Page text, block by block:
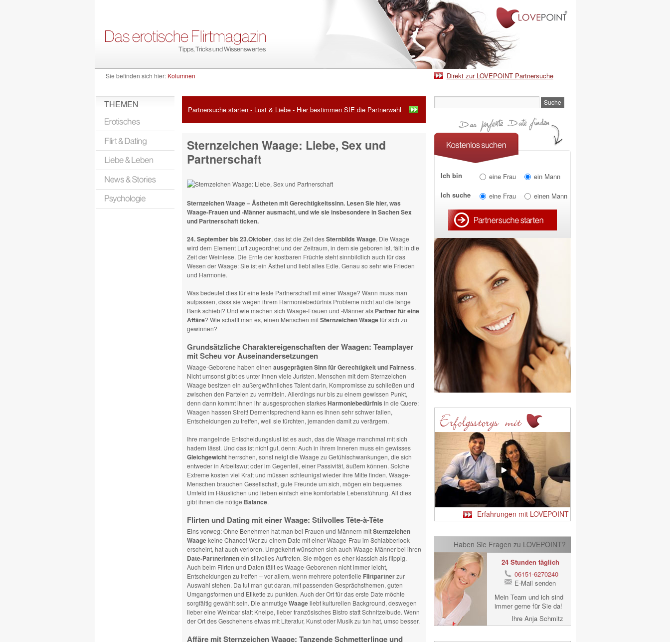
Sie befinden sich hier: Kolumnen Direkt zur LOVEPOINT Partnersuche
THEMEN
Ich bin eine Frau
ein Mann
Ich suche
eine Frau einen Mann
Erfahrungen mit LOVEPOINT
Haben Sie Fragen zu LOVEPOINT?
24 Stunden täglich
06151-6270240
E-Mail senden
Mein Team und ich sind
immer gerne für Sie da!
Ihre Anja Schmitz
Partnersuche starten - Lust & Liebe - Hier bestimmen SIE die Partnerwahl
Sternzeichen Waage: Liebe, Sex und
Partnerschaft
Sternzeichen Waage – Ästheten mit Gerechtigkeitssinn. Lesen Sie hier, was
Waage-Frauen und -Männer ausmacht, und wie sie insbesondere in Sachen Sex
und Partnerschaft ticken.
24. September bis 23.Oktober, das ist die Zeit desSternbilds Waage. Die Waage
wird dem Element Luft zugeordnet und der Zeitraum, in dem sie geboren ist, fällt in die
Zeit der Weinlese. Die Ernte der kostbaren Früchte steht sinnbildlich auch für das
Wesen der Waage: Sie ist ein Ästhet und liebt alles Edle. Genau so sehr wie Frieden
und Harmonie.
Was bedeutet dies für eine feste Partnerschaft mit einer Waage? Wann muss man
aufpassen, dass sie wegen ihrem Harmoniebedürfnis Probleme nicht auf die lange
Bank schiebt? Und wie machen sich Waage-Frauen und -Männer als Partner für eine
Affäre? Wie schafft man es, einen Menschen mitSternzeichen Waagefür sich zu
gewinnen?
Grundsätzliche Charaktereigenschaften der Waagen: Teamplayer
mit Scheu vor Auseinandersetzungen
Waage-Geborene haben einen ausgeprägten Sinn für Gerechtigkeit und Fairness.
Nicht umsonst gibt es unter ihnen viele Juristen. Menschen mit dem Sternzeichen
Waage besitzen ein außergwöhnliches Talent darin, Kompromisse zu schließen und
zwischen den Parteien zu vermitteln. Allerdings nur bis zu einem gewissen Punkt,
denn dann kommt ihnen ihr ausgesprochen starkesHarmoniebedürfnis in die Quere:
Waagen hassen Streit! Dementsprechend kann es ihnen sehr schwer fallen,
Entscheidungen zu treffen, weil sie fürchten, jemanden damit zu verärgern.
Ihre mangelnde Entscheidungslust ist es auch, das die Waage manchmal mit sich
hadern lässt. Und das ist nicht gut, denn: Auch in ihrem Inneren muss ein gewisses
Gleichgewichtherrschen, sonst neigt die Waage zu Gefühlschwankungen, die sich
entweder in Arbeitswut oder im Gegenteil, einer Passivität, äußern können. Solche
Extreme kosten viel Kraft und müssen schleunigst wieder ihre Mitte finden. Waage-
Menschen brauchen Gesellschaft, gute Freunde um sich, mögen ein bequemes
Umfeld im Häuslichen und lieben einfach eine komfortable Lebensführung. All dies
gibt ihnen die nötige Balance.
Flirten und Dating mit einer Waage: StilvollesTête-à-Tête
Eins vorweg: Ohne Benehmen hat man bei Frauen und Männern mitSternzeichen
Waagekeine Chance! Wer zu einem Date mit einer Waage-Frau im Schlabberlook
erscheint, hat auch verloren. Umgekehrt wünschen sich auch Waage-Männer bei ihren
Date-Partnerinnenein stilvolles Auftreten. Sie mögen es eher klassich als flippig.
Auch beim Flirten und Daten fällt es Waage-Geborenen nicht immer leicht,
Entscheidungen zu treffen – vor allem, wenn mehrere potentielle Flirtpartnerzur
Auswahl stehen. Da tut man gut daran, mit passenden Gesprächsthemen, guten
Umgangsformen und Etikette zu punkten. Auch der Ort für das erste Date möchte
sorgfältig gewählt sein. Die anmutige Waageliebt kulturellen Background, deswegen
lieber eine Weinbar statt Kneipe, lieber französisches Bistro statt Schnitzelbude. Wenn
der Ort des Geschehens etwas mit Literatur, Kunst oder Musik zu tun hat, umso besser.
Affäre mit Sternzeichen Waage: Tanzende Schmetterlinge und